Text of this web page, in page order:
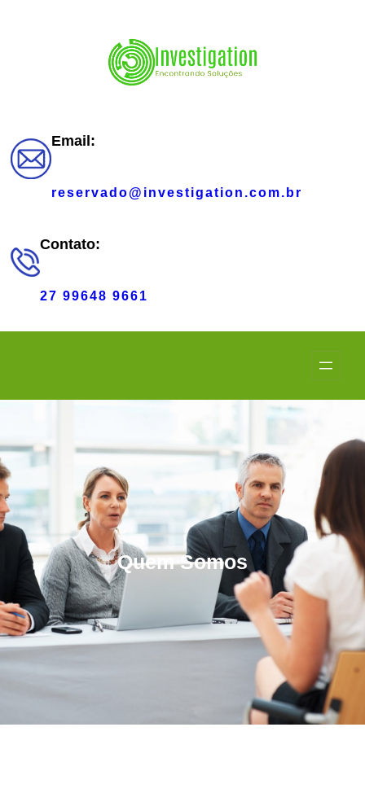
Email:
reservado@investigation.com.br
Contato:
27 99648 9661
Quem Somos